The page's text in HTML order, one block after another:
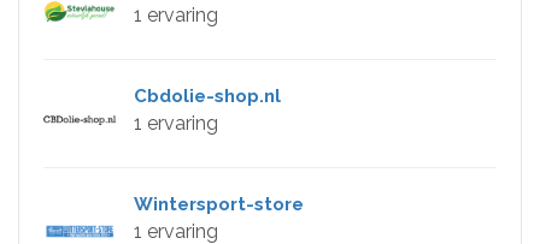
1 ervaring
Cbdolie-shop.nl
1 ervaring
Wintersport-store
1 ervaring